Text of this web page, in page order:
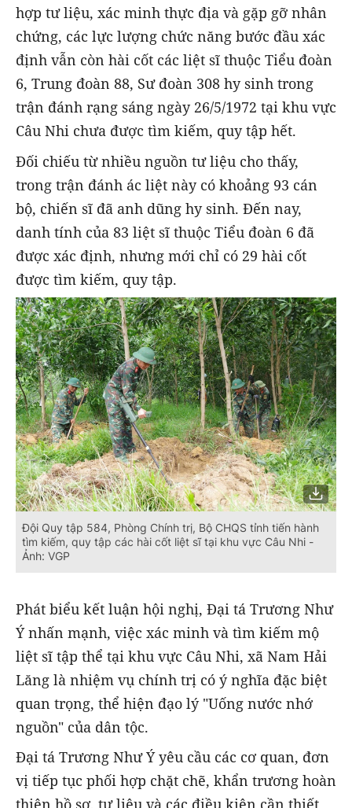
hợp tư liệu, xác minh thực địa và gặp gỡ nhân
chứng, các lực lượng chức năng bước đầu xác
định vẫn còn hài cốt các liệt sĩ thuộc Tiểu đoàn
6, Trung đoàn 88, Sư đoàn 308 hy sinh trong
trận đánh rạng sáng ngày 26/5/1972 tại khu vực
Câu Nhi chưa được tìm kiếm, quy tập hết.
Đối chiếu từ nhiều nguồn tư liệu cho thấy,
trong trận đánh ác liệt này có khoảng 93 cán
bộ, chiến sĩ đã anh dũng hy sinh. Đến nay,
danh tính của 83 liệt sĩ thuộc Tiểu đoàn 6 đã
được xác định, nhưng mới chỉ có 29 hài cốt
được tìm kiếm, quy tập.
Đội Quy tập 584, Phòng Chính trị, Bộ CHQS tỉnh tiến hành
tìm kiếm, quy tập các hài cốt liệt sĩ tại khu vực Câu Nhi -
Ảnh: VGP
Phát biểu kết luận hội nghị, Đại tá Trương Như
Ý nhấn mạnh, việc xác minh và tìm kiếm mộ
liệt sĩ tập thể tại khu vực Câu Nhi, xã Nam Hải
Lăng là nhiệm vụ chính trị có ý nghĩa đặc biệt
quan trọng, thể hiện đạo lý "Uống nước nhớ
nguồn" của dân tộc.
Đại tá Trương Như Ý yêu cầu các cơ quan, đơn
vị tiếp tục phối hợp chặt chẽ, khẩn trương hoàn
thiện hồ sơ, tư liệu và các điều kiện cần thiết